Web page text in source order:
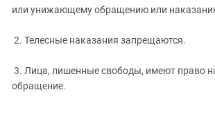
или унижающему обращению или
2. Телесные наказания запрещаются.
3. Лица, лишенные свободы, имеют право
обращение.